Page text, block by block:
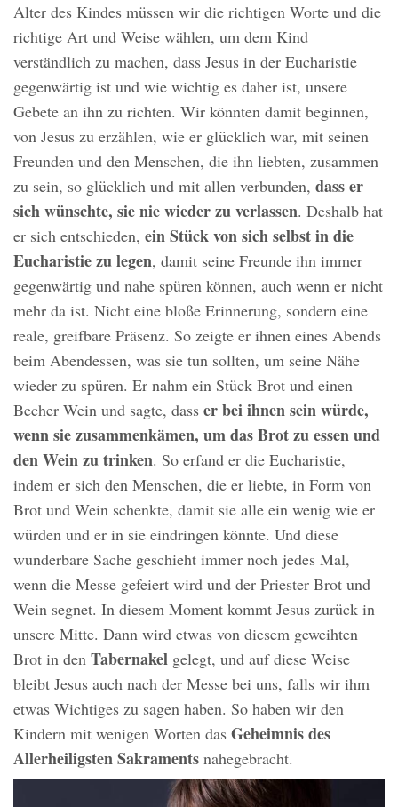
Alter des Kindes müssen wir die richtigen Worte und die
richtige Art und Weise wählen, um dem Kind
verständlich zu machen, dass Jesus in der Eucharistie
gegenwärtig ist und wie wichtig es daher ist, unsere
Gebete an ihn zu richten. Wir könnten damit beginnen,
von Jesus zu erzählen, wie er glücklich war, mit seinen
Freunden und den Menschen, die ihn liebten, zusammen
zu sein, so glücklich und mit allen verbunden, dass er
sich wünschte, sie nie wieder zu verlassen. Deshalb hat
er sich entschieden, ein Stück von sich selbst in die
Eucharistie zu legen, damit seine Freunde ihn immer
gegenwärtig und nahe spüren können, auch wenn er nicht
mehr da ist. Nicht eine bloße Erinnerung, sondern eine
reale, greifbare Präsenz. So zeigte er ihnen eines Abends
beim Abendessen, was sie tun sollten, um seine Nähe
wieder zu spüren. Er nahm ein Stück Brot und einen
Becher Wein und sagte, dass er bei ihnen sein würde,
wenn sie zusammenkämen, um das Brot zu essen und
den Wein zu trinken. So erfand er die Eucharistie,
indem er sich den Menschen, die er liebte, in Form von
Brot und Wein schenkte, damit sie alle ein wenig wie er
würden und er in sie eindringen könnte. Und diese
wunderbare Sache geschieht immer noch jedes Mal,
wenn die Messe gefeiert wird und der Priester Brot und
Wein segnet. In diesem Moment kommt Jesus zurück in
unsere Mitte. Dann wird etwas von diesem geweihten
Brot in den Tabernakel gelegt, und auf diese Weise
bleibt Jesus auch nach der Messe bei uns, falls wir ihm
etwas Wichtiges zu sagen haben. So haben wir den
Kindern mit wenigen Worten das Geheimnis des
Allerheiligsten Sakraments nahegebracht.